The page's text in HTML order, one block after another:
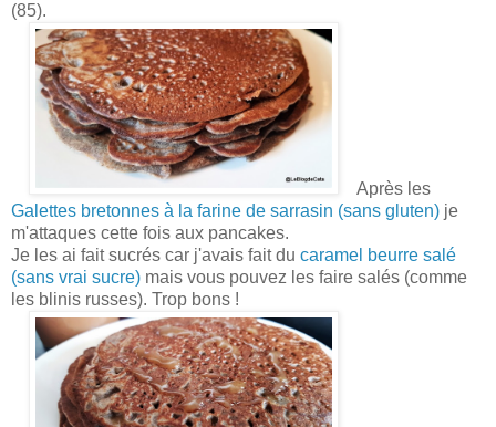
(85).
Après les
Galettes bretonnes à la farine de sarrasin (sans gluten) je
m'attaques cette fois aux pancakes.
Je les ai fait sucrés car j'avais fait du caramel beurre salé
(sans vrai sucre) mais vous pouvez les faire salés (comme
les blinis russes). Trop bons !